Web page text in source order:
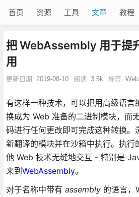
首页 资源 工具 文章 教程
把 WebAssembly 用于提
用
更新日期: 2019-08-10 阅读: 3.5k 标签:
有这样一种技术，可以把用高级语言
换成为 Web 准备的二进制模块，而
码进行任何更改即可完成这种转换。
新翻译的模块并在沙箱中执行。执行
他 Web 技术无缝地交互 - 特别是
来到WebAssembly。
对于名称中带有 assembly的语言，